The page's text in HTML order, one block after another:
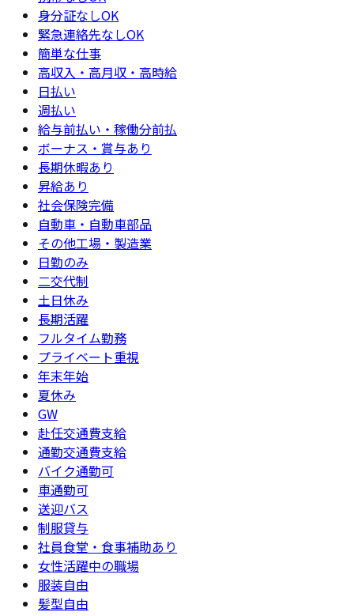
身分証なしOK
緊急連絡先なしOK
簡単な仕事
高収入・高月収・高時給
日払い
週払い
給与前払い・稼働分前払
ボーナス・賞与あり
長期休暇あり
昇給あり
社会保険完備
自動車・自動車部品
その他工場・製造業
日勤のみ
二交代制
土日休み
長期活躍
フルタイム勤務
プライベート重視
年末年始
夏休み
GW
赴任交通費支給
通勤交通費支給
バイク通勤可
車通勤可
送迎バス
制服貸与
社員食堂・食事補助あり
女性活躍中の職場
服装自由
髪型自由